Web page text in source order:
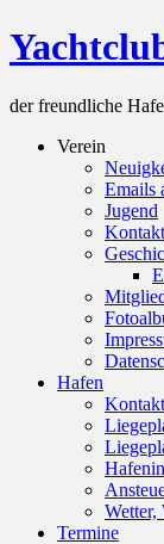
Skip
to
der freundliche
Verein
Emails
Jugend
Kontakt
Hafen
Termine